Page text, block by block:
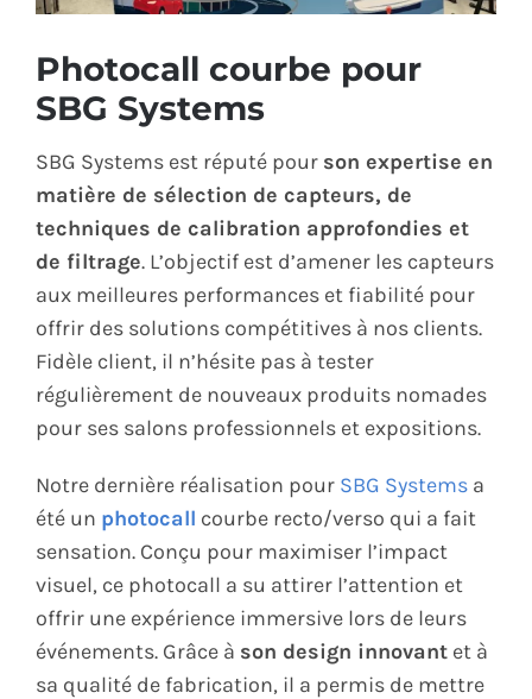
CONTACT
Photocall courbe pour
SBG Systems
SBG Systems est réputé pour son expertise en
matière de sélection de capteurs, de
techniques de calibration approfondies et
de filtrage. L’objectif est d’amener les capteurs
aux meilleures performances et fiabilité pour
offrir des solutions compétitives à nos clients.
Fidèle client, il n’hésite pas à tester
régulièrement de nouveaux produits nomades
pour ses salons professionnels et expositions.
Notre dernière réalisation pour SBG Systemsa
été un photocall courbe recto/verso qui a fait
sensation. Conçu pour maximiser l’impact
visuel, ce photocall a su attirer l’attention et
offrir une expérience immersive lors de leurs
événements. Grâce à son design innovantet à
sa qualité de fabrication, il a permis de mettre